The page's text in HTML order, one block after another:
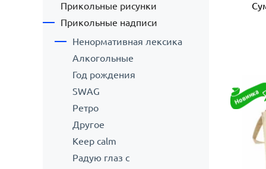
Прикольные рисунки
Прикольные надписи
Ненормативная лексика
Алкогольные
Год рождения
SWAG
Ретро
Другое
Keep calm
Радую глаз с